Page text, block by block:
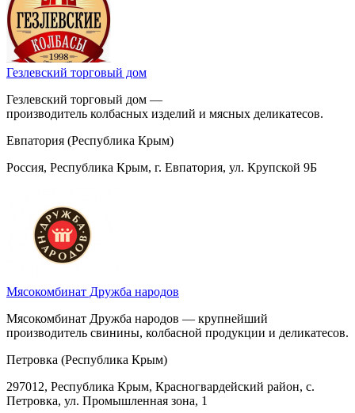
Гезлевский торговый дом
Гезлевский торговый дом —
производитель колбасных изделий и мясных деликатесов.
Евпатория (Республика Крым)
Россия, Республика Крым, г. Евпатория, ул. Крупской 9Б
Мясокомбинат Дружба народов
Мясокомбинат Дружба народов — крупнейший
производитель свинины, колбасной продукции и деликатесов.
Петровка (Республика Крым)
297012, Республика Крым, Красногвардейский район, с.
Петровка, ул. Промышленная зона, 1